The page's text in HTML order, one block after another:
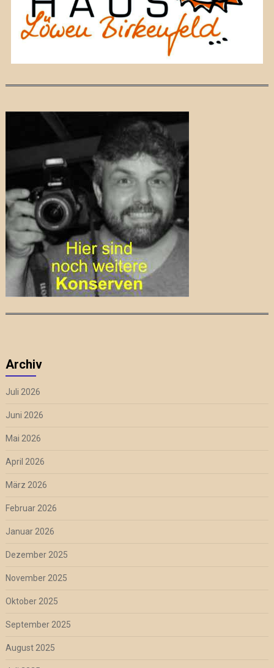
Archiv
Juli 2026
Juni 2026
Mai 2026
April 2026
März 2026
Februar 2026
Januar 2026
Dezember 2025
November 2025
Oktober 2025
September 2025
August 2025